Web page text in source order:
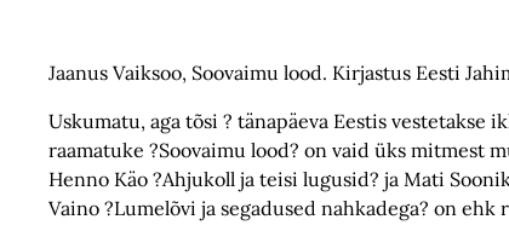
Jaanus Vaiksoo, Soovaimu lood. Kirjastus Eesti
Uskumatu, aga tõsi ? tänapäeva Eestis
raamatuke ?Soovaimu lood? on vaid üks mitmest
Henno Käo ?Ahjukoll ja teisi lugusid? ja Mati
Vaino ?Lumelõvi ja segadused nahkadega? on